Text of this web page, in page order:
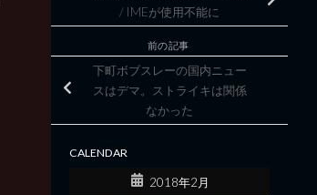
/ IMEが使用不能に
前の記事
下町ボブスレーの国内ニュー
スはデマ。ストライキは関係
なかった
CALENDAR
2018年2月